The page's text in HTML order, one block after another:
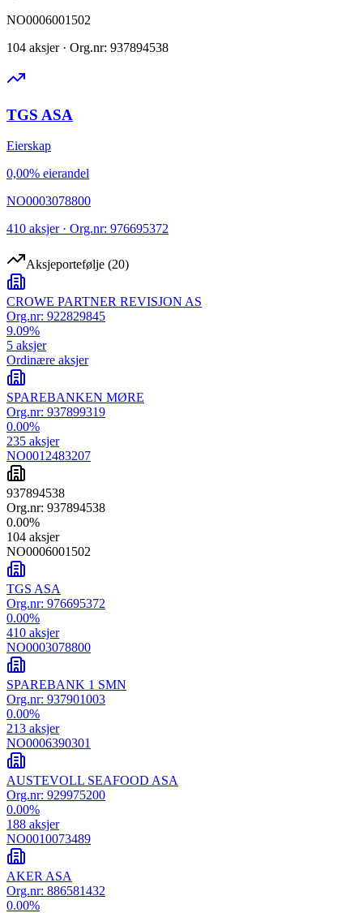
NO0006001502
104 aksjer · Org.nr: 937894538
TGS ASA
Eierskap
0,00% eierandel
NO0003078800
410 aksjer · Org.nr: 976695372
Aksjeportefølje (20)
CROWE PARTNER REVISJON AS
Org.nr: 922829845
9.09%
5 aksjer
Ordinære aksjer
SPAREBANKEN MØRE
Org.nr: 937899319
0.00%
235 aksjer
NO0012483207
937894538
Org.nr: 937894538
0.00%
104 aksjer
NO0006001502
TGS ASA
Org.nr: 976695372
0.00%
410 aksjer
NO0003078800
SPAREBANK 1 SMN
Org.nr: 937901003
0.00%
213 aksjer
NO0006390301
AUSTEVOLL SEAFOOD ASA
Org.nr: 929975200
0.00%
188 aksjer
NO0010073489
AKER ASA
Org.nr: 886581432
0.00%